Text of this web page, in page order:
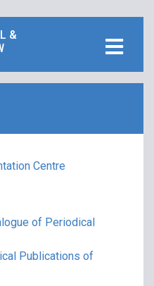
&
Centre
of Periodical
Publications of